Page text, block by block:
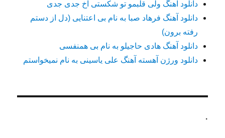
دانلود آهنگ ولی قلبمو تو شکستی اخ جدی جدی
دانلود آهنگ فرهاد صبا به نام بی اعتنایی (دل از دستم
رفته برون)
دانلود آهنگ هادی حاجیلو به نام بی همنفسی
دانلود ورژن آهسته آهنگ علی یاسینی به نام نمیخواستم
.